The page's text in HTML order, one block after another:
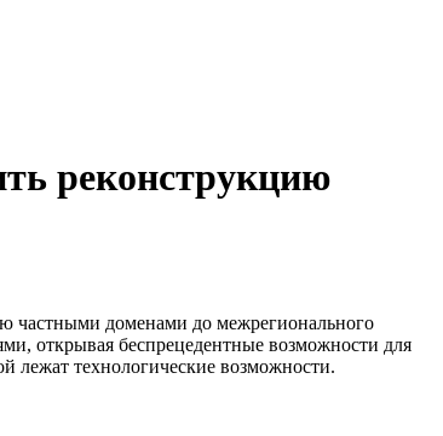
реконструкцию
частными доменами до межрегионального
открывая беспрецедентные возможности для
лежат технологические возможности.